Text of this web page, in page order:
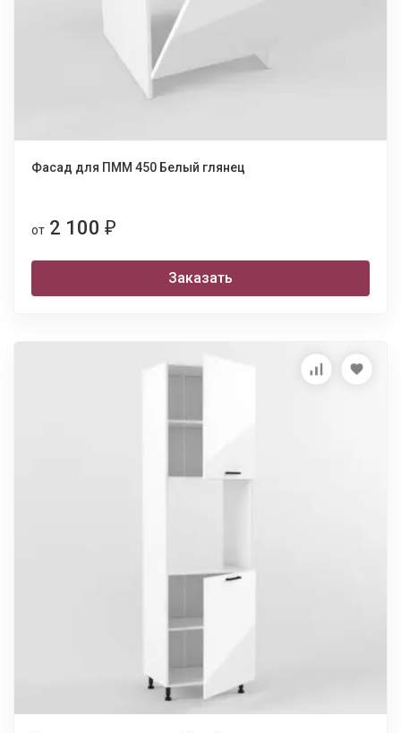
Фасад для ПММ 450 Белый глянец
от 2 100 ₽
Заказать